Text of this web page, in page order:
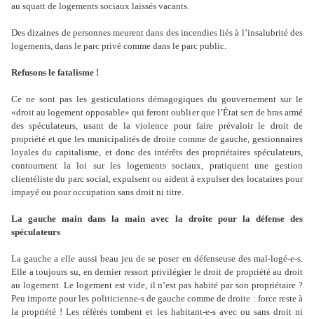
au squatt de logements sociaux laissés vacants.
Des dizaines de personnes meurent dans des incendies liés à l’insalubrité des
logements, dans le parc privé comme dans le parc public.
Refusons le fatalisme !
Ce ne sont pas les gesticulations démagogiques du gouvernement sur le
«droit au logement opposable» qui feront oublier que l’État sert de bras armé
des spéculateurs, usant de la violence pour faire prévaloir le droit de
propriété et que les municipalités de droite comme de gauche, gestionnaires
loyales du capitalisme, et donc des intérêts des propriétaires spéculateurs,
contournent la loi sur les logements sociaux, pratiquent une gestion
clientéliste du parc social, expulsent ou aident à expulser des locataires pour
impayé ou pour occupation sans droit ni titre.
La gauche main dans la main avec la droite pour la défense des
spéculateurs
La gauche a elle aussi beau jeu de se poser en défenseuse des mal-logé-e-s.
Elle a toujours su, en dernier ressort privilégier le droit de propriété au droit
au logement. Le logement est vide, il n’est pas habité par son propriétaire ?
Peu importe pour les politicienne-s de gauche comme de droite : force reste à
la propriété ! Les référés tombent et les habitant-e-s avec ou sans droit ni